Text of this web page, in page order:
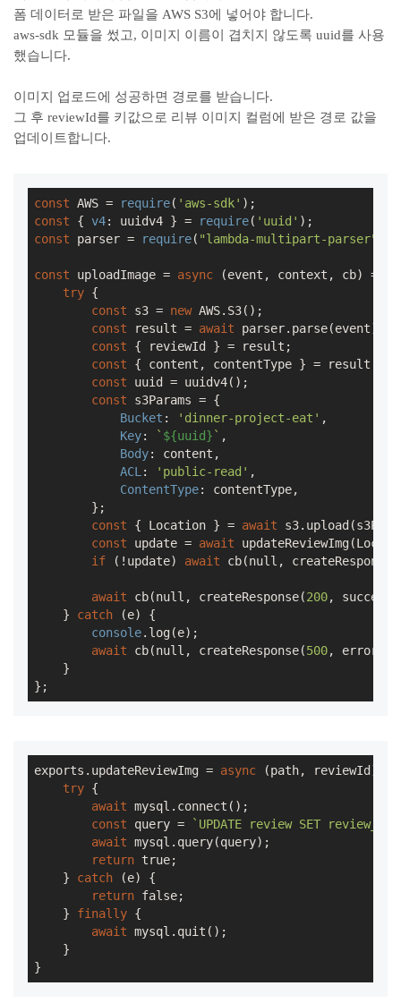
폼 데이터로 받은 파일을 AWS S3에 넣어야 합니다.
aws-sdk 모듈을 썼고, 이미지 이름이 겹치지 않도록 uuid를 사용
했습니다.
이미지 업로드에 성공하면 경로를 받습니다.
그 후 reviewId를 키값으로 리뷰 이미지 컬럼에 받은 경로 값을
업데이트합니다.
const AWS = require( 'aws-sdk'
const { v4: uuidv4 } = require( 'uuid'
const parser = require( "lambda-multipart-parser"
const uploadImage = async (event, context, cb) => {
try {
const s3 = new AWS.S3();
const result = await parser.parse(event);
const { reviewId } = result;
const { content, contentType } =
const uuid = uuidv4();
const s3Params = {
Bucket : 'dinner-project-eat' ,
Key: ` ${uuid} ` ,
Body: content,
ACL : 'public-read' ,
ContentType: contentType,
        };
const { Location } = await
const update = await
if (!update) await cb(null , createResponse(
await cb(null , createResponse(200,
    }
catch (e) {
console.log(e);
await cb(null , createResponse(500,
    }
};
exports.updateReviewImg = async (path, reviewId)
try {
await mysql.connect();
const query =
`UPDATE review SET
await mysql.query(query);
return true;
    }
catch (e) {
return false;
    }
finally {
await mysql.quit();
    }
}